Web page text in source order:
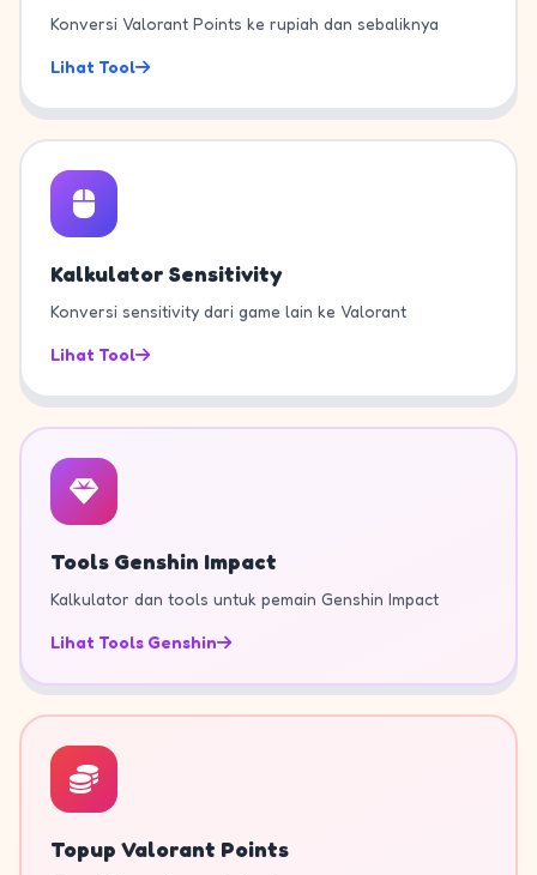
Konversi Valorant Points ke rupiah dan sebaliknya
Lihat Tool
Kalkulator Sensitivity
Konversi sensitivity dari game lain ke Valorant
Lihat Tool
Tools Genshin Impact
Kalkulator dan tools untuk pemain Genshin Impact
Lihat Tools Genshin
Topup Valorant Points